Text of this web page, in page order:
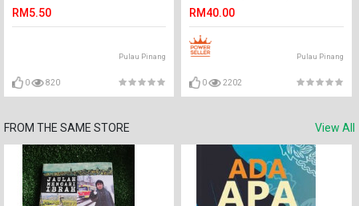
RM5.50
Pulau Pinang
0 820
RM40.00
Pulau Pinang
0 2202
FROM THE SAME STORE View All